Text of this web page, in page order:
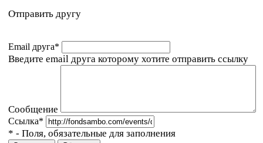
Отправить другу
Email друга*
Введите email друга которому хотите отправить ссылку
Сообщение
Ссылка*
* - Поля, обязательные для заполнения